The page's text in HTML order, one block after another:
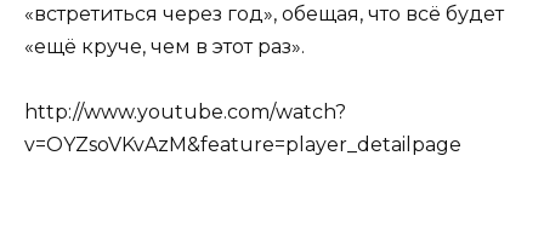
«встретиться через год», обещая, что всё будет
«ещё круче, чем в этот раз».
http://www.youtube.com/watch?
v=OYZsoVKvAzM&feature=player_detailpage